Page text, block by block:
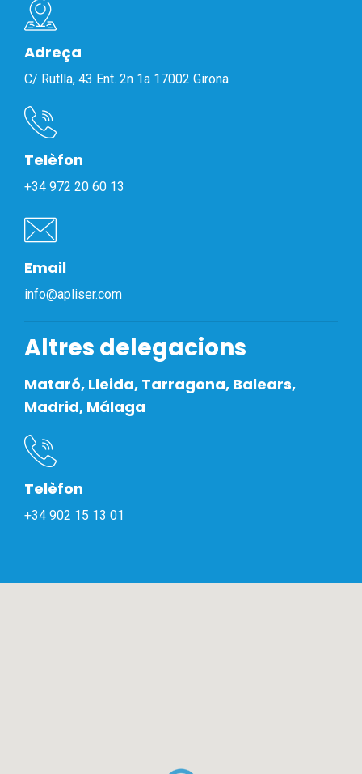
Adreça
C/ Rutlla, 43 Ent. 2n 1a 17002 Girona
Telèfon
+34 972 20 60 13
Email
info@apliser.com
Altres delegacions
Mataró, Lleida, Tarragona, Balears,
Madrid, Málaga
Telèfon
+34 902 15 13 01